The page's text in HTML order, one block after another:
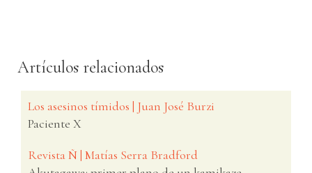
Artículos relacionados
Los asesinos tímidos | Juan José Burzi
Paciente X
Revista Ñ | Matías Serra Bradford